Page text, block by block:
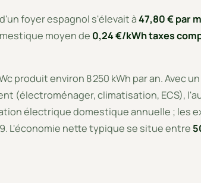
foyer espagnol s'élevait à47,80 € par
moyen de 0,24 €/kWh taxes
produit environ 8 250 kWh par an. Avec
(électroménager, climatisation, ECS),
électrique domestique annuelle ; les
L'économie nette typique se situe entre